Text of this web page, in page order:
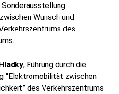
Sonderausstellung
Wunsch und
des
, Führung durch die
“Elektromobilität zwischen
des Verkehrszentrums